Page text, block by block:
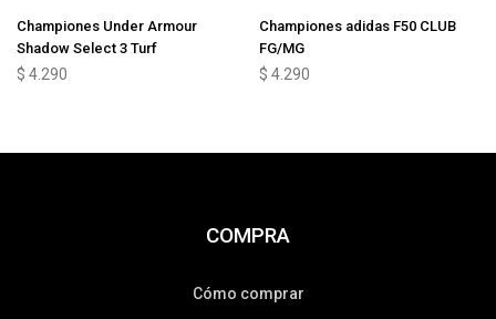
Championes Under Armour
Shadow Select 3 Turf
$ 4.290
Championes adidas F50 CLUB
FG/MG
$ 4.290
COMPRA
Cómo comprar